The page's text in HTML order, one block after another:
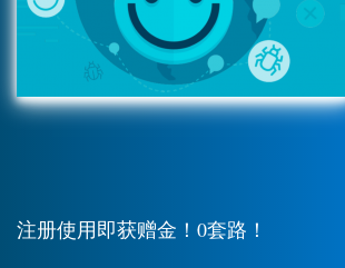
注册使用即获赠金！0套路！